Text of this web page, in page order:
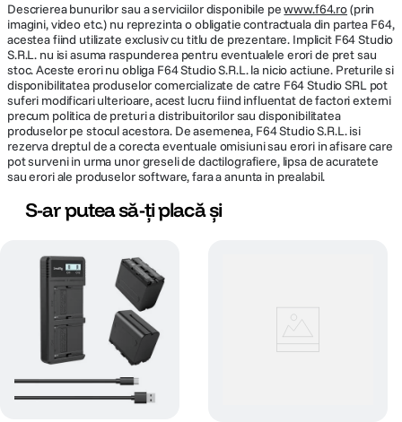
Descrierea bunurilor sau a serviciilor disponibile pewww.f64.ro(prin
imagini, video etc.) nu reprezinta o obligatie contractuala din partea F64,
acestea fiind utilizate exclusiv cu titlu de prezentare. Implicit F64 Studio
S.R.L. nu isi asuma raspunderea pentru eventualele erori de pret sau
stoc. Aceste erori nu obliga F64 Studio S.R.L. la nicio actiune. Preturile si
disponibilitatea produselor comercializate de catre F64 Studio SRL pot
suferi modificari ulterioare, acest lucru fiind influentat de factori externi
precum politica de preturi a distribuitorilor sau disponibilitatea
produselor pe stocul acestora. De asemenea, F64 Studio S.R.L. isi
rezerva dreptul de a corecta eventuale omisiuni sau erori in afisare care
pot surveni in urma unor greseli de dactilografiere, lipsa de acuratete
sau erori ale produselor software, fara a anunta in prealabil.
S-ar putea să-ți placă și